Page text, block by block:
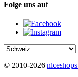
Folge uns auf
© 2010-2026